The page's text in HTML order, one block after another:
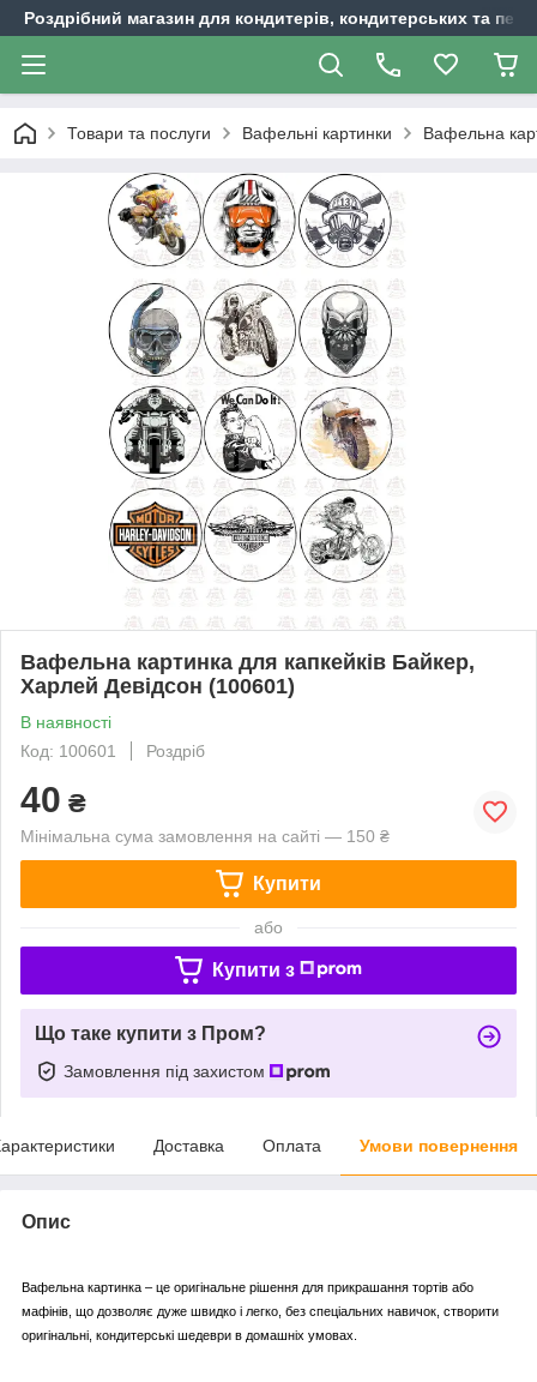
Роздрібний магазин для кондитерів, кондитерських та
Товари та послуги Вафельні картинки Вафельна
Вафельна картинка для капкейків Байкер,
Харлей Девідсон (100601)
В наявності
Код: 100601
Роздріб
40 ₴
Мінімальна сума замовлення на сайті — 150 ₴
Купити
або
Купити з
Що таке купити з Пром?
Замовлення під захистом
Доставка Оплата Умови повернення
Опис
Вафельна картинка – це оригінальне рішення для прикрашання тортів або
мафінів, що дозволяє дуже швидко і легко, без спеціальних навичок, створити
оригінальні, кондитерські шедеври в домашніх умовах.